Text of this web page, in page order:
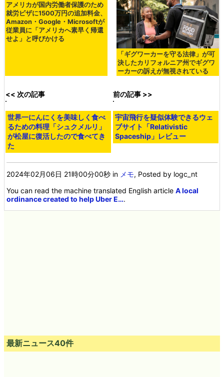
アメリカが国内労働者保護のため
就労ビザに1500万円の追加料金、
Amazon・Google・Microsoftが
従業員に「アメリカへ素早く帰還
せよ」と呼びかける
「ギグワーカーを守る法律」が可
決したカリフォルニア州でギグワ
ーカーの訴えが無視されている
<< 次の記事
世界一にんにくを美味しく食べ
るための料理「シュクメルリ」
が松屋に復活したので食べてき
た
前の記事 >>
宇宙飛行を疑似体験できるウェ
ブサイト「Relativistic
Spaceship」レビュー
2024年02月06日 21時00分00秒 in メモ, Posted by logc_nt
You can read the machine translated English articleA local
ordinance created to help Uber E….
最新ニュース40件